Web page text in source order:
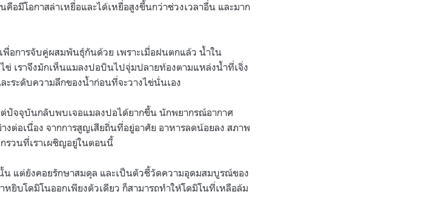
อมีโอกาสล่าเหยื่อและได้เหยื่อสูงขึ้นกว่าช่วงเวลาอื่น และมาก
อการจับคู่ผสมพันธุ์กันด้วย เพราะเมื่อฝนตกแล้ว น้ำใน
ข่ เราจึงมักเห็นแมลงปอบินไปจุ่มปลายท้องตามแหล่งน้ำที่เจิ่ง
ระดับความลึกของน้ำก่อนที่จะวางไข่นั่นเอง
ปัจจุบันกลับพบเจอแมลงปอได้ยากขึ้น นักพยากรณ์อากาศ
งต่อเนื่อง จากการสูญเสียถิ่นที่อยู่อาศัย อาหารลดน้อยลง สภาพ
กรวนที่เราเผชิญอยู่ในตอนนี้
แต่ยังคอยรักษาสมดุล และเป็นตัวชี้วัดความอุดมสมบูรณ์ของ
ยิบโดมิโนออกเพียงตัวเดียว ก็สามารถทำให้โดมิโนที่เหลือล้ม